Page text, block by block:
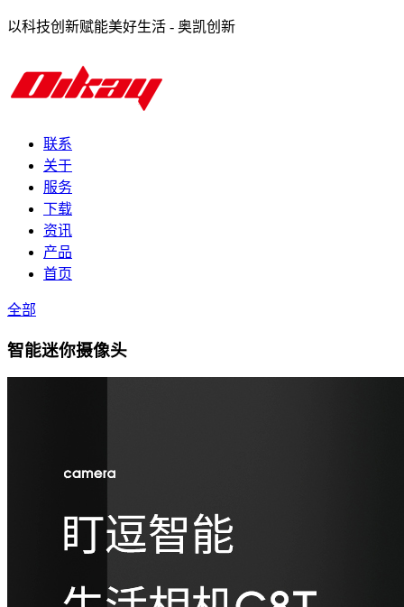
以科技创新赋能美好生活 - 奥凯创新
联系
关于
服务
下载
资讯
产品
首页
全部
智能迷你摄像头